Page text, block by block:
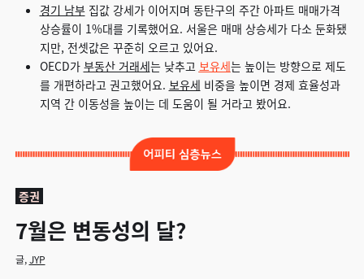
경기 남부집값 강세가 이어지며 동탄구의 주간 아파트 매매가격
상승률이 1%대를 기록했어요. 서울은 매매 상승세가 다소 둔화됐
지만, 전셋값은 꾸준히 오르고 있어요.
OECD가 부동산 거래세는 낮추고 보유세는 높이는 방향으로 제도
를 개편하라고 권고했어요. 보유세 비중을 높이면 경제 효율성과
지역 간 이동성을 높이는 데 도움이 될 거라고 봤어요.
증권
7월은 변동성의 달?
글,JYP